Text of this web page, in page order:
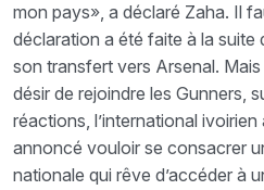
mon pays», a déclaré Zaha. Il
déclaration a été faite à la suite
son transfert vers Arsenal.
désir de rejoindre les Gunners,
réactions, l’international ivoirien
annoncé vouloir se consacrer
nationale qui rêve d’accéder à